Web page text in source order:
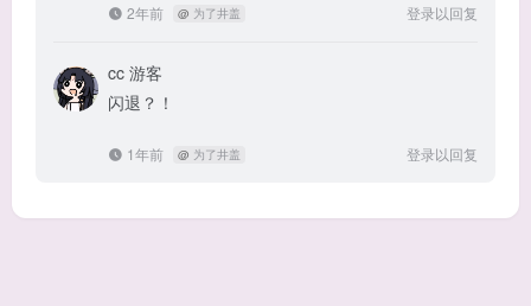
2年前 @ 为了井盖 登录以回复
cc 游客
闪退？！
1年前 @ 为了井盖 登录以回复